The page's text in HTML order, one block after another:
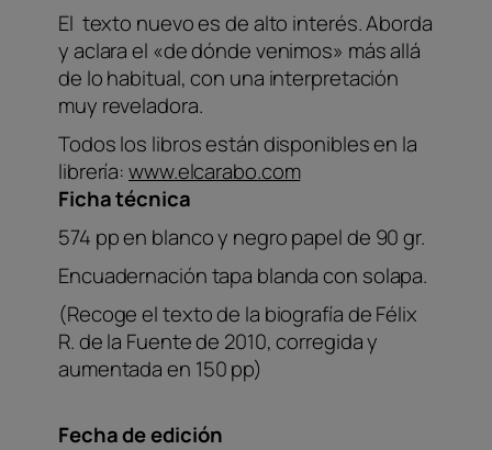
El texto nuevo es de alto interés. Aborda
y aclara el «de dónde venimos» más allá
de lo habitual, con una interpretación
muy reveladora.
Todos los libros están disponibles en la
librería:www.elcarabo.com
Ficha técnica
574 pp en blanco y negro papel de 90 gr.
Encuadernación tapa blanda con solapa.
(Recoge el texto de la biografía de Félix
R. de la Fuente de 2010, corregida y
aumentada en 150 pp)
Fecha de edición